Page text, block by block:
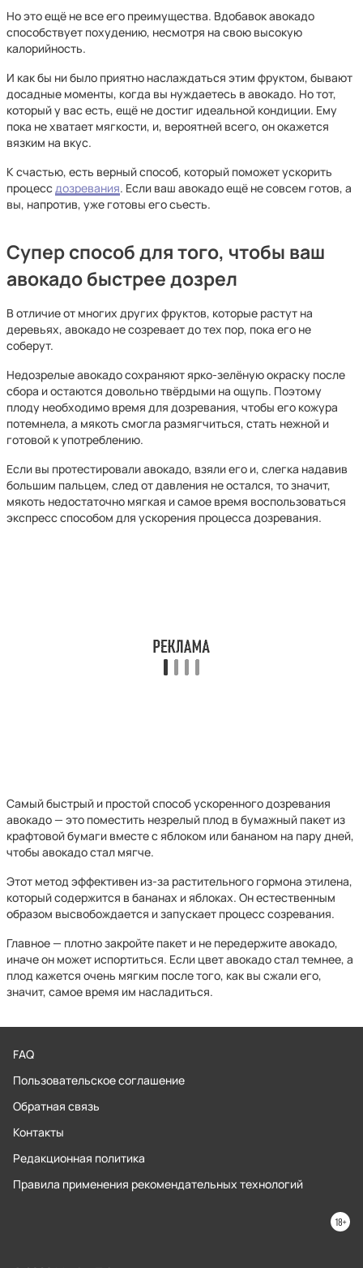
Но это ещё не все его преимущества. Вдобавок авокадо
способствует похудению, несмотря на свою высокую
калорийность.
И как бы ни было приятно наслаждаться этим фруктом, бывают
досадные моменты, когда вы нуждаетесь в авокадо. Но тот,
который у вас есть, ещё не достиг идеальной кондиции. Ему
пока не хватает мягкости, и, вероятней всего, он окажется
вязким на вкус.
К счастью, есть верный способ, который поможет ускорить
процессдозревания. Если ваш авокадо ещё не совсем готов, а
вы, напротив, уже готовы его съесть.
Супер способ для того, чтобы ваш
авокадо быстрее дозрел
В отличие от многих других фруктов, которые растут на
деревьях, авокадо не созревает до тех пор, пока его не
соберут.
Недозрелые авокадо сохраняют ярко-зелёную окраску после
сбора и остаются довольно твёрдыми на ощупь. Поэтому
плоду необходимо время для дозревания, чтобы его кожура
потемнела, а мякоть смогла размягчиться, стать нежной и
готовой к употреблению.
Если вы протестировали авокадо, взяли его и, слегка надавив
большим пальцем, след от давления не остался, то значит,
мякоть недостаточно мягкая и самое время воспользоваться
экспресс способом для ускорения процесса дозревания.
Самый быстрый и простой способ ускоренного дозревания
авокадо — это поместить незрелый плод в бумажный пакет из
крафтовой бумаги вместе с яблоком или бананом на пару дней,
чтобы авокадо стал мягче.
Этот метод эффективен из-за растительного гормона этилена,
который содержится в бананах и яблоках. Он естественным
образом высвобождается и запускает процесс созревания.
Главное — плотно закройте пакет и не передержите авокадо,
иначе он может испортиться. Если цвет авокадо стал темнее, а
плод кажется очень мягким после того, как вы сжали его,
значит, самое время им насладиться.
FAQ
Пользовательское соглашение
Обратная связь
Контакты
Редакционная политика
Правила применения рекомендательных технологий